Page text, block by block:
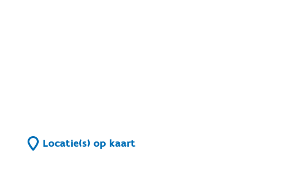
Locatie(s) op kaart